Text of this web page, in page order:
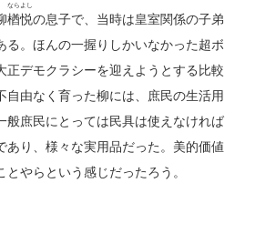
楢悦
ならよし
の息子で、当時は皇室関係の子弟
る。ほんの一握りしかいなかった超ボ
正デモクラシーを迎えようとする比較
自由なく育った柳には、庶民の生活用
般庶民にとっては民具は使えなければ
あり、様々な実用品だった。美的価値
やらという感じだったろう。